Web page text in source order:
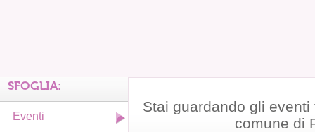
Stai guardando gli
comune di
SFOGLIA:
Eventi